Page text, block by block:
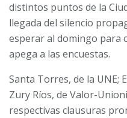
distintos puntos de la
llegada del silencio
esperar al domingo para
apega a las encuestas.
Santa Torres, de la UNE;
Zury Ríos, de Valor-
respectivas clausuras